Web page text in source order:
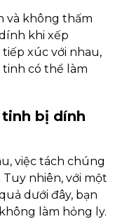
và không thấm
khi xếp
xúc với nhau,
có thể làm
bị dính
việc tách chúng
nhiên, với một
dưới đây, bạn
làm hỏng ly.